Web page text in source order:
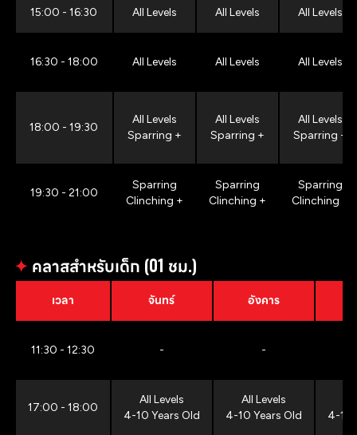
15:00 - 16:30 All Levels All Levels All Levels
16:30 - 18:00 All Levels All Levels All Levels
18:00 - 19:30
All Levels
Sparring +
All Levels
Sparring +
All Levels
Sparring +
19:30 - 21:00
Sparring
Clinching +
Sparring
Clinching +
Sparring
Clinching +
✦ คลาสสำหรับเด็ก (01 ชม.)
เวลา จันทร์ อังคาร
11:30 - 12:30 - -
17:00 - 18:00
All Levels
4-10 Years Old
All Levels
4-10 Years Old
4-10